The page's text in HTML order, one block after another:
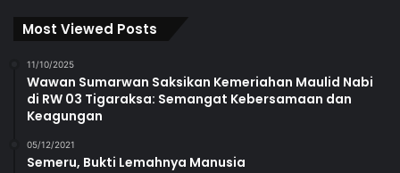
Most Viewed Posts
11/10/2025
Wawan Sumarwan Saksikan Kemeriahan Maulid Nabi
di RW 03 Tigaraksa: Semangat Kebersamaan dan
Keagungan
05/12/2021
Semeru, Bukti Lemahnya Manusia